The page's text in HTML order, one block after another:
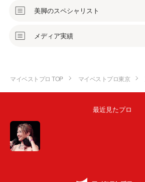
美脚のスペシャリスト
メディア実績
マイベストプロ TOP マイベストプロ東京
最近見たプロ